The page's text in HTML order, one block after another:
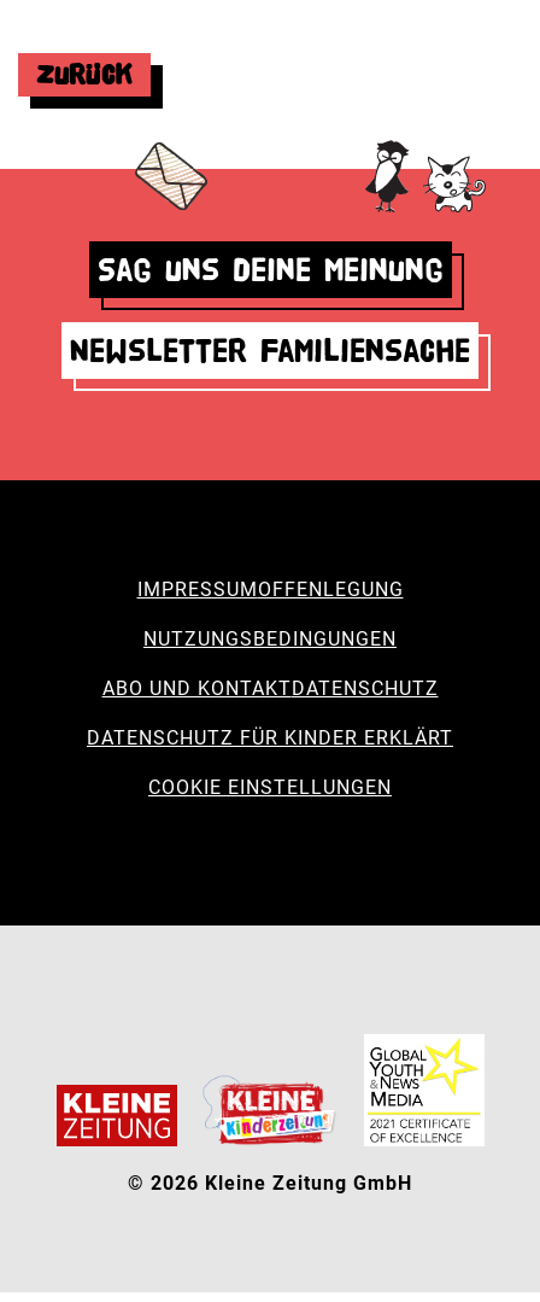
Zurück
Sag uns deine Meinung
Newsletter Familiensache
IMPRESSUM OFFENLEGUNG
NUTZUNGSBEDINGUNGEN
ABO UND KONTAKTDATENSCHUTZ
DATENSCHUTZ FÜR KINDER ERKLÄRT
COOKIE EINSTELLUNGEN
© 2026 Kleine Zeitung GmbH